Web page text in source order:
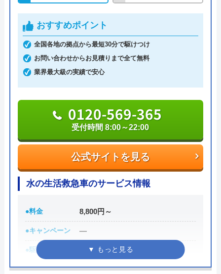
指定給水装置工事事業者（水道局指定工事店）で下
請けに依頼することなく自社でしっかりと教育や研
修を受けた有資格者のスタッフが対応してくれるの
で安心です。
また、見積もり時や施工後などにトラブルが起こっ
た場合には、スタッフから渡されている名刺の裏に
書かれている番号に電話すれば、各エリアの担当が
対応してくれます。見積もり無料で、キャンセル料
も不要です。施工前に必ず修理内容と費用を提示
し、施主が納得した上で修理を行います。
公式サイトを見る
0120-707-053
クリーンライフの基本情報
おすすめポイント
全国各地の拠点から最短30分で駆けつけ
お問い合わせからお見積りまで全て無料
業界最大級の実績で安心
公式サイトを見る
0120-569-365
受付時間 8:00～22:00
水の生活救急車のサービス情報
●料金 8,800円～
●キャンペーン ―
●駆けつけ時間 最短30分
●受付時間 8:00-22:00